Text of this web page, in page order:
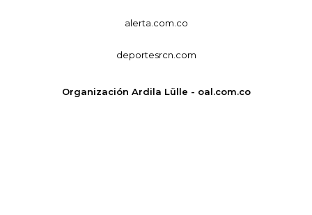
alerta.com.co
deportesrcn.com
Organización Ardila Lülle - oal.com.co